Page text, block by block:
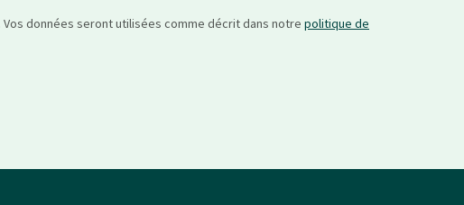
données seront utilisées comme décrit dans notre politique de